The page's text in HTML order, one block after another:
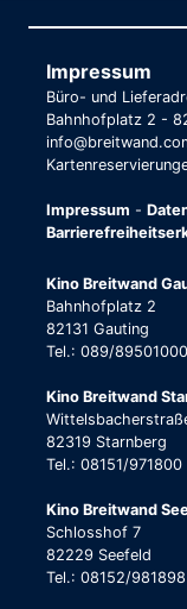
Impressum
Büro- und
Bahnhofplatz 2 -
Impressum -
Kino Breitwand
Bahnhofplatz 2
82131 Gauting
Tel.: 089/89501000
Kino Breitwand
82319 Starnberg
Tel.: 08151/971800
Kino Breitwand
Schlosshof 7
82229 Seefeld
Tel.: 08152/981898